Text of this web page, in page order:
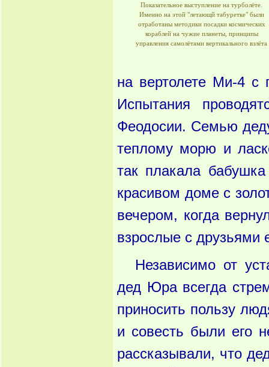
Показательное выступление на турболёте.
Именно на этой "летающй табуретке" были
отработаны методики посадки космических
кораблей на чужие планеты, принципы
управления самолётами вертикального взлёта
на вертолете Ми-4 с
Испытания
Феодосии. Семью
теплому морю и
так плакала
красивом доме с
вечером, когда
взрослые с друзьями
Независимо от
дед Юра всегда
приносить пользу
и совесть были его
рассказывали, что